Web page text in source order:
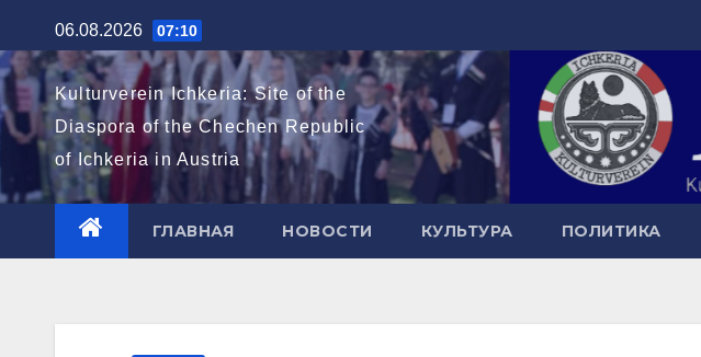
к
содержимому
06.08.2026 07:10
Kulturverein Ichkeria: Site of the
Diaspora of the Chechen Republic
of Ichkeria in Austria
ГЛАВНАЯ НОВОСТИ КУЛЬТУРА ПОЛИТИКА